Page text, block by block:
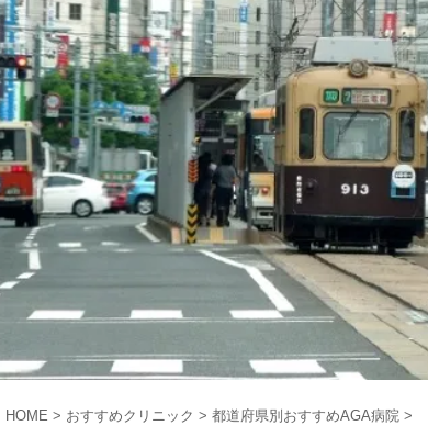
HOME > おすすめクリニック > 都道府県別おすすめAGA病院 >